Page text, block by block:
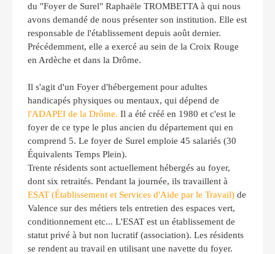
du "Foyer de Surel" Raphaële TROMBETTA à qui nous
avons demandé de nous présenter son institution. Elle est
responsable de l'établissement depuis août dernier.
Précédemment, elle a exercé au sein de la Croix Rouge
en Ardèche et dans la Drôme.
Il s'agit d'un Foyer d'hébergement pour adultes
handicapés physiques ou mentaux, qui dépend de
l'ADAPEI de la Drôme. Il a été créé en 1980 et c'est le
foyer de ce type le plus ancien du département qui en
comprend 5. Le foyer de Surel emploie 45 salariés (30
Équivalents Temps Plein).
Trente résidents sont actuellement hébergés au foyer,
dont six retraités. Pendant la journée, ils travaillent à
ESAT (Établissement et Services d'Aide par le Travail) de
Valence sur des métiers tels entretien des espaces vert,
conditionnement etc... L'ESAT est un établissement de
statut privé à but non lucratif (association). Les résidents
se rendent au travail en utilisant une navette du foyer.